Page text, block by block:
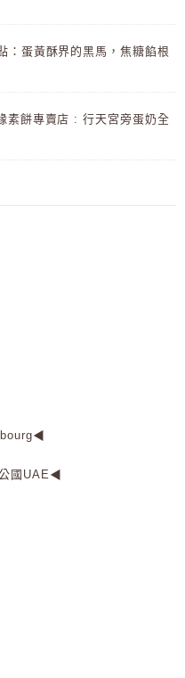
：蛋黃酥界的黑馬，焦糖餡根
素餅專賣店 : 行天宮旁蛋奶全
國UAE◀